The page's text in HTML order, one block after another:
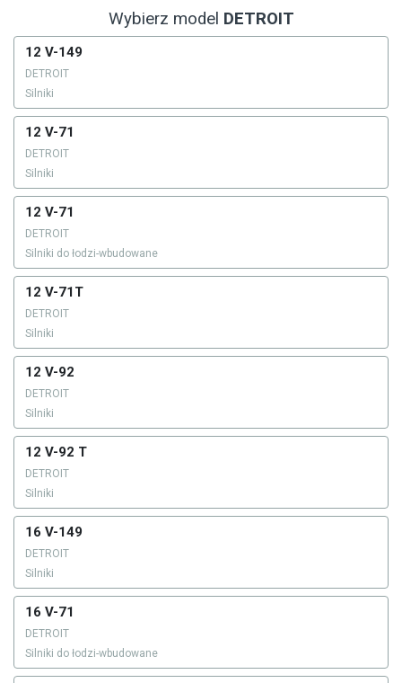
Wybierz model DETROIT
12 V-149
DETROIT
Silniki
12 V-71
DETROIT
Silniki
12 V-71
DETROIT
Silniki do łodzi-wbudowane
12 V-71T
DETROIT
Silniki
12 V-92
DETROIT
Silniki
12 V-92 T
DETROIT
Silniki
16 V-149
DETROIT
Silniki
16 V-71
DETROIT
Silniki do łodzi-wbudowane